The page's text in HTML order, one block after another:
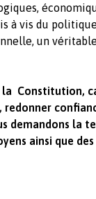
à vis du
un
Constitution,
demandons la
ainsi que